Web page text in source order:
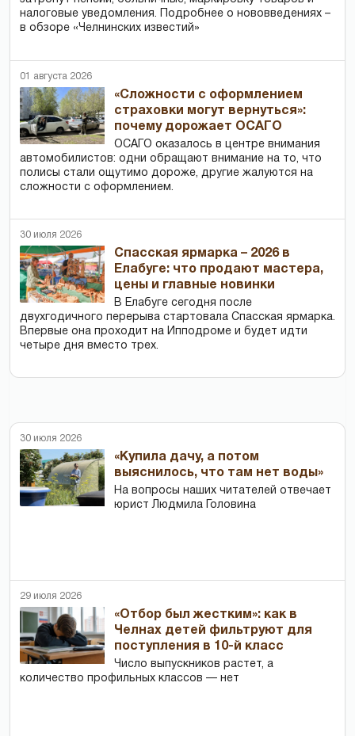
налоговые уведомления. Подробнее о нововведениях –
в обзоре «Челнинских известий»
01 августа 2026
«Сложности с оформлением
страховки могут вернуться»:
почему дорожает ОСАГО
ОСАГО оказалось в центре внимания
автомобилистов: одни обращают внимание на то, что
полисы стали ощутимо дороже, другие жалуются на
сложности с оформлением.
30 июля 2026
Спасская ярмарка – 2026 в
Елабуге: что продают мастера,
цены и главные новинки
В Елабуге сегодня после
двухгодичного перерыва стартовала Спасская ярмарка.
Впервые она проходит на Ипподроме и будет идти
четыре дня вместо трех.
30 июля 2026
«Купила дачу, а потом
выяснилось, что там нет воды»
На вопросы наших читателей отвечает
юрист Людмила Головина
29 июля 2026
«Отбор был жестким»: как в
Челнах детей фильтруют для
поступления в 10-й класс
Число выпускников растет, а
количество профильных классов — нет